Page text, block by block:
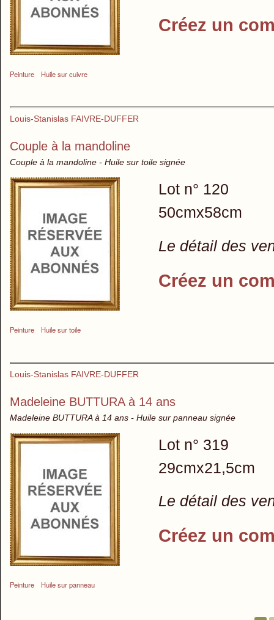
Peinture Huile sur cuivre
Créez un
Louis-Stanislas FAIVRE-DUFFER
Couple à la mandoline
Couple à la mandoline - Huile sur toile signée
Peinture Huile sur toile
Lot n° 120
50cmx58cm
Le détail des
Créez un
Louis-Stanislas FAIVRE-DUFFER
Madeleine BUTTURA à 14 ans
Madeleine BUTTURA à 14 ans - Huile sur panneau signée
Peinture Huile sur panneau
Lot n° 319
29cmx21,5cm
Le détail des
Créez un